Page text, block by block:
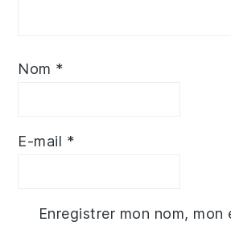
Nom *
E-mail *
Enregistrer mon nom, mon